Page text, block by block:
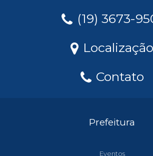
(19) 3673-
Localização
Contato
Prefeitura
Eventos